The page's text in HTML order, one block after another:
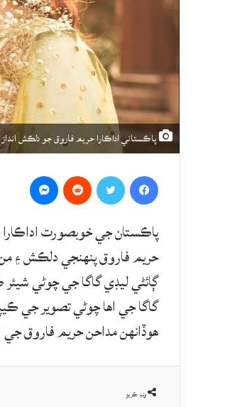
پاڪستاني اداڪارا حريم فاروق جو دلڪش انداز
پاڪستان جي خوبصورت اداڪارا
حريم فاروق پنهنجي دلڪش ۽
ڳائڻي ليڊي گاگا جي چوڻي
گاگا جي اها چوڻي تصوير جي
هوڏانهن مداحن حريم فاروق جي
ونڊ ڪريو